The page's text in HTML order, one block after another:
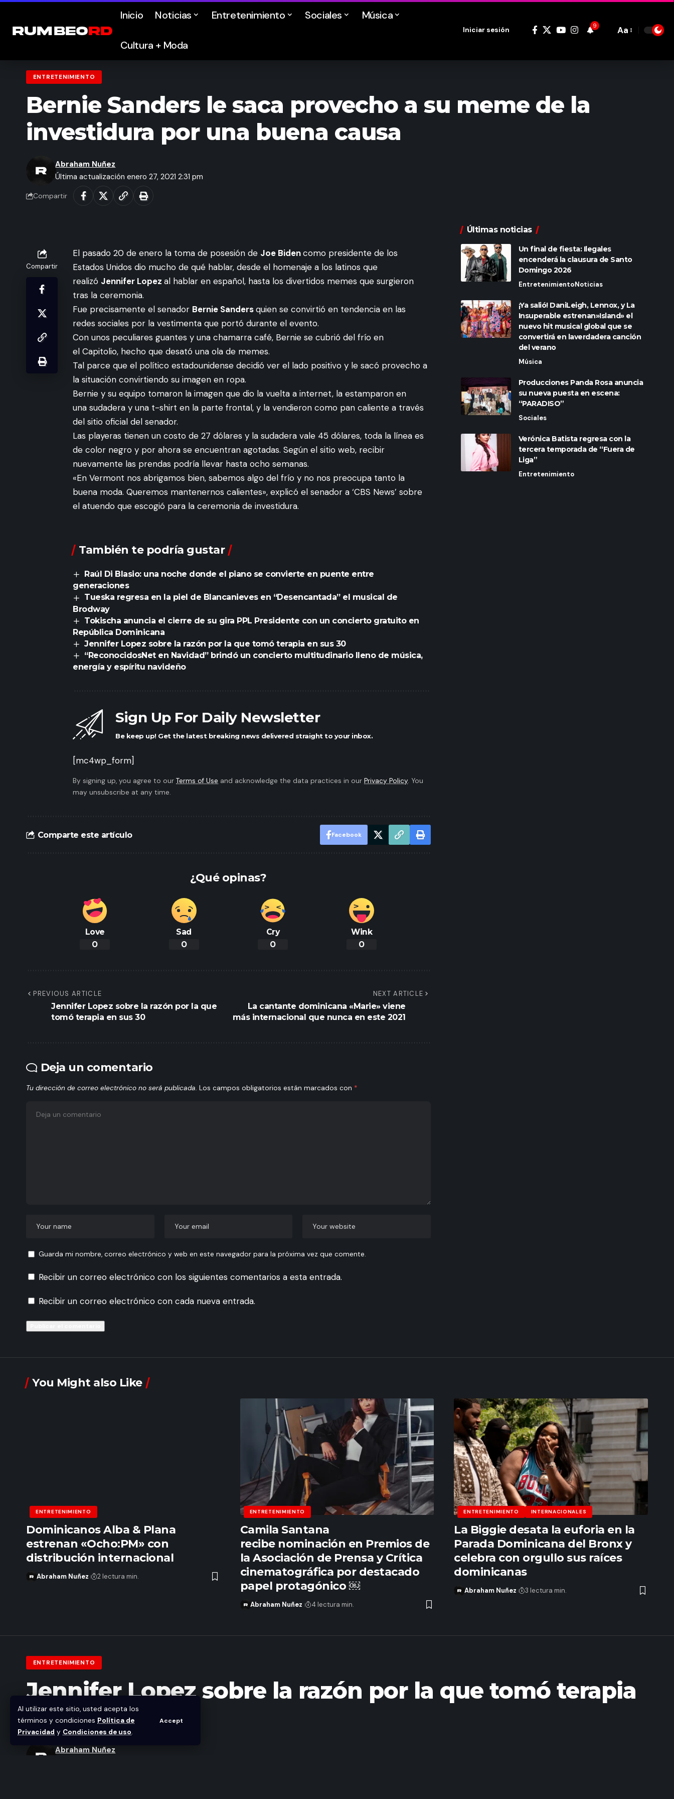
Al utilizar este sitio, usted acepta los
términos y condiciones Política de
Privacidad y Condiciones de uso.
Accept
Inicio Noticias Entretenimiento Sociales Música
Cultura + Moda
Iniciar sesión 9
Font
Aa
ENTRETENIMIENTO
Bernie Sanders le saca provecho a su meme de la
investidura por una buena causa
Última actualización enero 27, 2021 2:31 pm
Abraham Nuñez
Compartir
Compartir
El pasado 20 de enero la toma de posesión de Joe Bidencomo presidente de los
Estados Unidos dio mucho de qué hablar, desde el homenaje a los latinos que
realizó Jennifer Lopez al hablar en español, hasta los divertidos memes que surgieron
tras la ceremonia.
Fue precisamente el senador Bernie Sandersquien se convirtió en tendencia en las
redes sociales por la vestimenta que portó durante el evento.
Con unos peculiares guantes y una chamarra café, Bernie se cubrió del frío en
el Capitolio, hecho que desató una ola de memes.
Tal parce que el político estadounidense decidió ver el lado positivo y le sacó provecho a
la situación convirtiendo su imagen en ropa.
Bernie y su equipo tomaron la imagen que dio la vuelta a internet, la estamparon en
una sudadera y una t-shirt en la parte frontal, y la vendieron como pan caliente a través
del sitio oficial del senador.
Las playeras tienen un costo de 27 dólares y la sudadera vale 45 dólares, toda la línea es
de color negro y por ahora se encuentran agotadas. Según el sitio web, recibir
nuevamente las prendas podría llevar hasta ocho semanas.
«En Vermont nos abrigamos bien, sabemos algo del frío y no nos preocupa tanto la
buena moda. Queremos mantenernos calientes», explicó el senador a ‘CBS News’ sobre
el atuendo que escogió para la ceremonia de investidura.
También te podría gustar
Raúl Di Blasio: una noche donde el piano se convierte en puente entre
generaciones
Tueska regresa en la piel de Blancanieves en “Desencantada” el musical de
Brodway
Tokischa anuncia el cierre de su gira PPL Presidente con un concierto gratuito en
República Dominicana
Jennifer Lopez sobre la razón por la que tomó terapia en sus 30
“ReconocidosNet en Navidad” brindó un concierto multitudinario lleno de música,
energía y espíritu navideño
Sign Up For Daily Newsletter
Be keep up! Get the latest breaking news delivered straight to your inbox.
[mc4wp_form]
By signing up, you agree to our Terms of Use and acknowledge the data practices in our Privacy Policy. You
may unsubscribe at any time.
Comparte este artículo Facebook
¿Qué opinas?
Love
0
Sad
0
Cry
0
Wink
0
PREVIOUS ARTICLE
Jennifer Lopez sobre la razón por la que
tomó terapia en sus 30
NEXT ARTICLE
La cantante dominicana «Marie» viene
más internacional que nunca en este 2021
Deja un comentario
Tu dirección de correo electrónico no será publicada. Los campos obligatorios están marcados con *
Guarda mi nombre, correo electrónico y web en este navegador para la próxima vez que comente.
Recibir un correo electrónico con los siguientes comentarios a esta entrada.
Recibir un correo electrónico con cada nueva entrada.
Últimas noticias
Un final de fiesta: Ilegales
encenderá la clausura de Santo
Domingo 2026
EntretenimientoNoticias
¡Ya salió! DaniLeigh, Lennox, y La
Insuperable estrenan»Island» el
nuevo hit musical global que se
convertirá en laverdadera canción
del verano
Música
Producciones Panda Rosa anuncia
su nueva puesta en escena:
“PARADISO”
Sociales
Verónica Batista regresa con la
tercera temporada de “Fuera de
Liga”
Entretenimiento
You Might also Like
ENTRETENIMIENTO
Dominicanos Alba & Plana
estrenan «Ocho:PM» con
distribución internacional
Abraham Nuñez 2 lectura min.
ENTRETENIMIENTO
Camila Santana
recibe nominación en Premios de
la Asociación de Prensa y Crítica
cinematográfica por destacado
papel protagónico ￼
Abraham Nuñez 4 lectura min.
ENTRETENIMIENTO INTERNACIONALES
La Biggie desata la euforia en la
Parada Dominicana del Bronx y
celebra con orgullo sus raíces
dominicanas
Abraham Nuñez 3 lectura min.
ENTRETENIMIENTO
Jennifer Lopez sobre la razón por la que tomó terapia
en sus 30
Abraham Nuñez